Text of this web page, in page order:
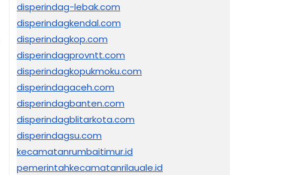
disperindag-lebak.com
disperindagkendal.com
disperindagkop.com
disperindagprovntt.com
disperindagkopukmoku.com
disperindagaceh.com
disperindagbanten.com
disperindagblitarkota.com
disperindagsu.com
kecamatanrumbaitimur.id
pemerintahkecamatanrilauale.id